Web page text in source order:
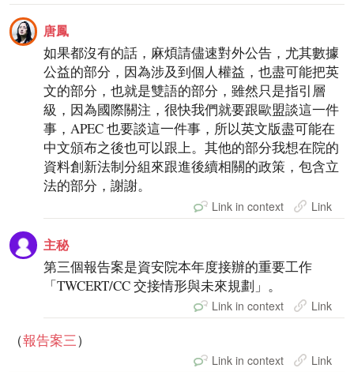
唐鳳
如果都沒有的話，麻煩請儘速對外公告，尤其數據
公益的部分，因為涉及到個人權益，也盡可能把英
文的部分，也就是雙語的部分，雖然只是指引層
級，因為國際關注，很快我們就要跟歐盟談這一件
事，APEC 也要談這一件事，所以英文版盡可能在
中文頒布之後也可以跟上。其他的部分我想在院的
資料創新法制分組來跟進後續相關的政策，包含立
法的部分，謝謝。
Link in context Link
主秘
第三個報告案是資安院本年度接辦的重要工作
「TWCERT/CC 交接情形與未來規劃」。
Link in context Link
（報告案三）
Link in context Link